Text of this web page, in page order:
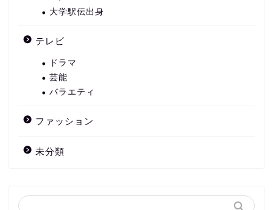
大学駅伝出身
テレビ
ドラマ
芸能
バラエティ
ファッション
未分類